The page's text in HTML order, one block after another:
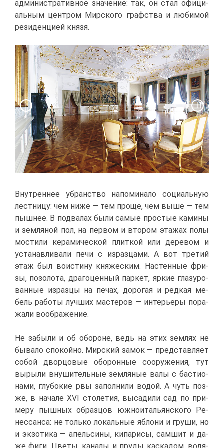
ад­ми­ни­стра­тив­ное зна­че­ние: так, он стал офи­ци­
аль­ным цен­тром Мир­ско­го граф­ства и лю­би­мой
ре­зи­ден­ци­ей кня­зя.
Внут­рен­нее убран­ство на­по­ми­на­ло со­ци­аль­ную
лест­ни­цу: чем ни­же — тем про­ще, чем вы­ше — тем
пыш­нее. В под­ва­лах бы­ли са­мые про­стые ка­ми­ны
и зем­ля­ной пол, на пер­вом и вто­ром эта­жах по­лы
мо­сти­ли ке­ра­ми­че­ской плит­кой или де­ре­вом и
уста­нав­ли­ва­ли пе­чи с из­раз­ца­ми. А вот тре­тий
этаж был во­ис­ти­ну кня­же­ским. На­стен­ные фри­
зы, по­зо­ло­та, дра­го­цен­ный пар­кет, яр­кие гла­зу­ро­
ван­ные из­раз­цы на пе­чах, до­ро­гая и ред­кая ме­
бель ра­бо­ты луч­ших ма­сте­ров — ин­те­рье­ры по­ра­
жа­ли во­об­ра­же­ние.
Не за­бы­ли и об обо­роне, ведь на этих зем­лях не
бы­ва­ло спо­кой­но. Мир­ский за­мок — пред­став­ля­ет
со­бой двор­цо­вые обо­рон­ные со­ору­же­ния, тут
вы­ры­ли вну­ши­тель­ные зем­ля­ные ва­лы с ба­сти­о­
на­ми, глу­бо­кие рвы за­пол­ни­ли во­дой. А чуть поз­
же, в на­ча­ле XVI сто­ле­тия, вы­са­ди­ли сад по при­
ме­ру пыш­ных об­раз­цов юж­но­и­та­льян­ско­го Ре­
нес­сан­са: не толь­ко ло­каль­ные яб­ло­ни и гру­ши, но
и эк­зо­ти­ка — апель­си­ны, ки­па­ри­сы, сам­шит и да­